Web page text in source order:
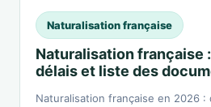
Naturalisation française
Naturalisation française
délais et liste des
Naturalisation française en 2026 :